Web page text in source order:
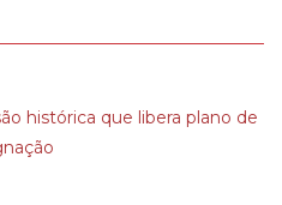
histórica que libera plano de